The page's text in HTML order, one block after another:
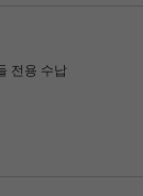
전용 수납